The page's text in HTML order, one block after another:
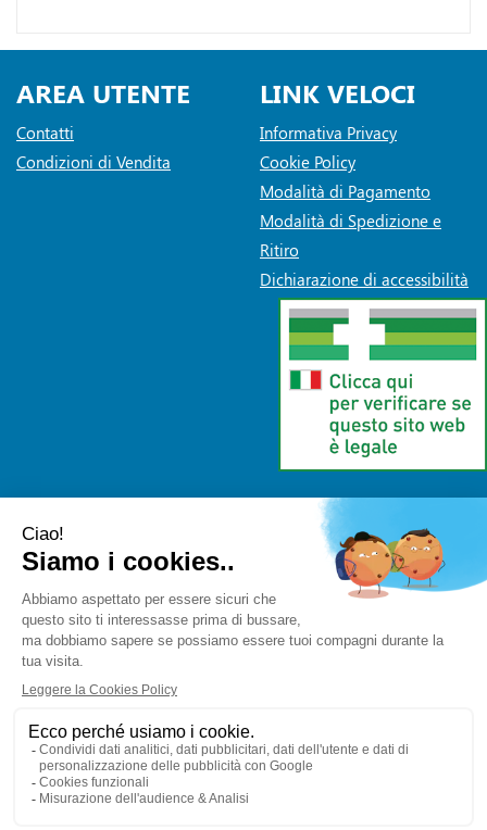
AREA UTENTE
Contatti
Condizioni di Vendita
LINK VELOCI
Informativa Privacy
Cookie Policy
Modalità di Pagamento
Modalità di Spedizione e
Ritiro
Dichiarazione di accessibilità
Farmaceutica Bramante
- via Pacini 30 20131 Milano (Milano)
info@farmaciabramante.it
Tel.: 022663818| P.Iva:
01032620153 | Numero R.E.A.:
Powered by Prenofa Web DesignFulcri srl